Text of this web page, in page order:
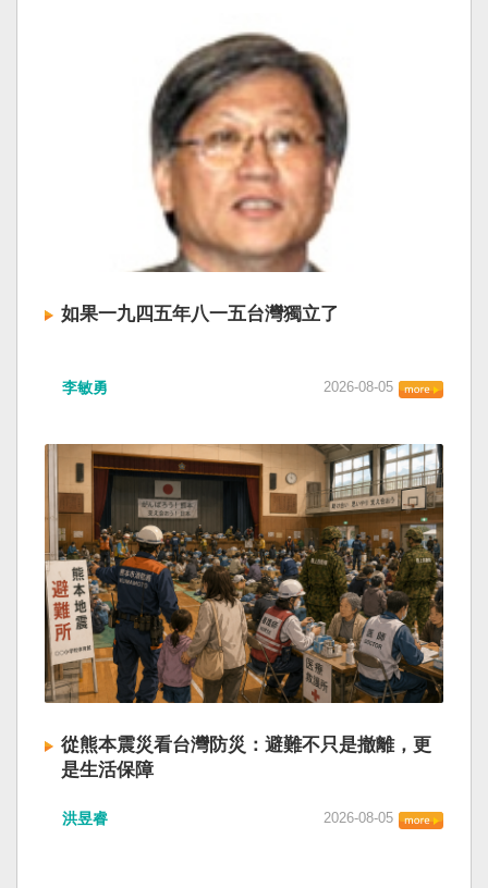
紅色恐怖正在世界各地蔓延，今年論壇主題聚焦
討論全球的民主韌性、灰帶侵擾的因應聯防，以
及非紅供應鏈的重塑，更加反映出台灣在國際社
會中的角色定位，以及期許台灣能承擔的國際責
任。 賴清德表示，當今台灣的民主成就受到國際
的肯定，面對中國「民促法」的威脅，台灣不會
接受統戰滲透和紅色恐怖、不會坐視中國將壓迫
黑手伸進台灣，或任何自由國家與地區。 賴清德
強調，台灣會以行動積極響應，落實「集體防
禦、責任分擔」，並將持續提升國防力量、強化
量，確保印太區域的和平穩定；台灣也將善用
韌性，讓彼此的國家更安全更繁榮。 最後，賴清
斷，台灣有堅定的意志，確保民主燈塔永明，自
由基石永固。
「適應不同群體消費需求擴大優質供給」。顯然
七月中國官方的經濟數字，製造業採購經理人指
數PMI，由六月的五十．三％大幅滑落至四十九．
二％，不僅低於預估的五十．一％，更一舉跌破
五十％榮枯線，加上非製造業和綜合PMI產出指數
三大核心指標同步跌穿榮枯線，習近平的梭哈
（孤注一擲）失敗，在會議文件上不得不兩處承
認「困難」。 一處是「有效應對各種外部衝擊和
內部困難」，後面提及「要高度重視經濟運行中
的困難挑戰」。其後各段落所說的例如公平競
企業帳款拖欠問題」，更暴露企業之間拖欠已經
到「兜牢基層『三保』底線」和「抓好『一老一
精氣神，不斷創造高質量發展新業績」。不懂什
麼是「精氣神」，還以為是假文件，是新時代習
近平思想嗎？ 最後一句是「會議還研究了其他事
項。」這是每次外媒最感興趣的問題，那就是人
事問題。港媒大做文章，排查二十屆中央委員清
洗了多少人？這為習近平的進一步獨裁和二十一
大續任鋪平道路。據統計，過去一年，已有十九
名中央委員被官方宣布落馬或罷免全國人大代表
職務。另外還有「失蹤」者。總共接近三十人。
領銜的是兩名政治局委員：軍委副主席張又俠與
新疆黨委書記馬興瑞。 軍方還有原中央軍委副主
立、原軍委政治工作部主任苗華、前信息支援部
隊政委李偉、前陸軍司令員李橋、前中央軍委裝
前空軍政委郭普校、前東部戰區政委劉青松、前
如果一九四五年八一五台灣獨立了
的歷史就不會有中國國民黨，也不會捲入迄今仍
人民共和國接續了，中國是中國，台灣是台灣。
兩岸已有正常外交，中國也可致力提升國民福
祉。 如果一九四五年八一五台灣獨立了，就像二
戰後許多殖民地選擇獨立，成為杭廷頓第二波民
主化的歷史。獨立的台灣會像脫離日本殖民的韓
國，八一五這一天成為獨立紀念日及光復節。不
同於有國家歷史的朝鮮，台灣是新興國家，開展
自己國家的歷史。台灣沒有像朝鮮的左右路線競
逐政權，造成內戰形成南韓、北朝分裂國家的歷
史。或許會有左右路線政黨，形塑台灣的國家之
路。 如果一九四五年八一五台灣獨立了，一九四
九年中華人民共和國革命推翻中華民國，中國國
民黨蔣介石政權只能選擇海南島，國共競鬥的歷
史就會是另一種局面，與台灣無關。台灣沒有中
國問題，中國也沒有台灣問題。台灣與中國也不
四五年八一五台灣獨立了，台灣會成為東亞漢字
李敏勇 2026-08-05
從熊本震災看台灣防災：避難不只是撤離，更
是生活保障
援速度與災後重建受到關注，避難所管理也成為
洪昱睿 2026-08-05